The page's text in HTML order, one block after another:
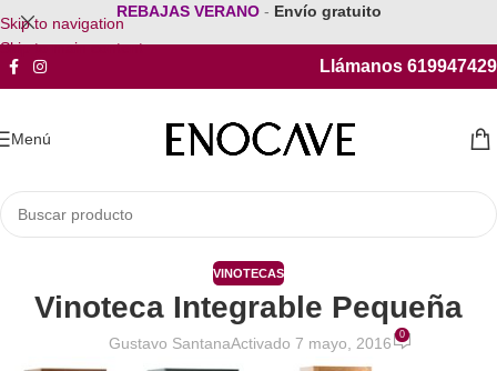
Skip to navigation
Skip to main content
REBAJAS VERANO - Envío gratuito
Llámanos 619947429
Menú
VINOTECAS
Vinoteca Integrable Pequeña
Gustavo SantanaActivado 7 mayo, 2016 0